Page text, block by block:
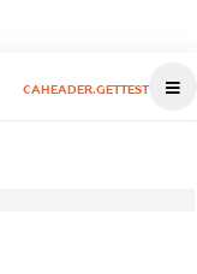
CAHEADER.GETTEST